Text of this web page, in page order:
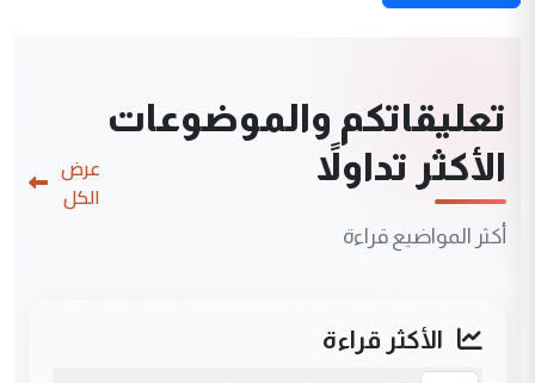
تعليقاتكم والموضوعات
الأكثر تداولاً
أكثر المواضيع قراءة
عرض
الكل
الأكثر قراءة